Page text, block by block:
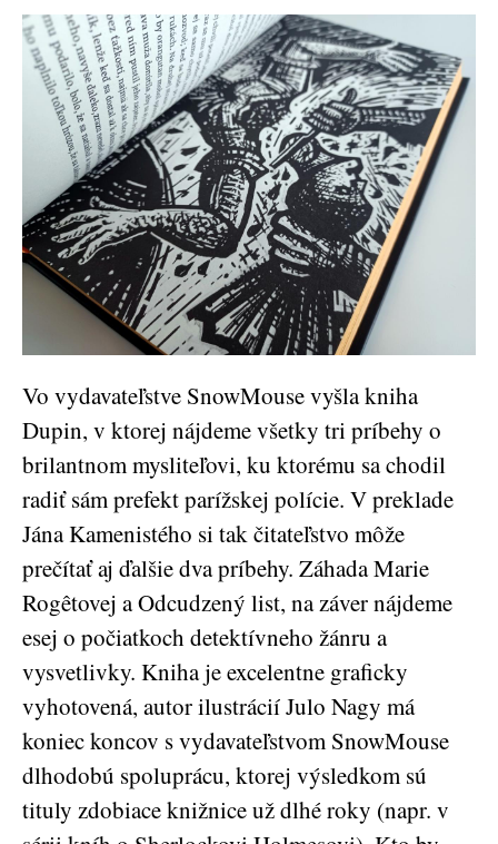
Vo vydavateľstve SnowMouse vyšla kniha
Dupin, v ktorej nájdeme všetky tri príbehy o
brilantnom mysliteľovi, ku ktorému sa chodil
radiť sám prefekt parížskej polície. V preklade
Jána Kamenistého si tak čitateľstvo môže
prečítať aj ďalšie dva príbehy. Záhada Marie
Rogêtovej a Odcudzený list, na záver nájdeme
esej o počiatkoch detektívneho žánru a
vysvetlivky. Kniha je excelentne graficky
vyhotovená, autor ilustrácií Julo Nagy má
koniec koncov s vydavateľstvom SnowMouse
dlhodobú spoluprácu, ktorej výsledkom sú
tituly zdobiace knižnice už dlhé roky (napr. v